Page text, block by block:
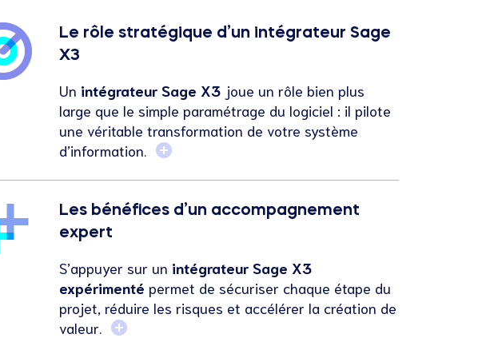
Le rôle stratégique d’un intégrateur Sage
X3
Un intégrateur Sage X3 joue un rôle bien plus
large que le simple paramétrage du logiciel : il pilote
une véritable transformation de votre système
d’information.
Les bénéfices d’un accompagnement
expert
S’appuyer sur un intégrateur Sage X3
expérimentépermet de sécuriser chaque étape du
projet, réduire les risques et accélérer la création de
valeur.